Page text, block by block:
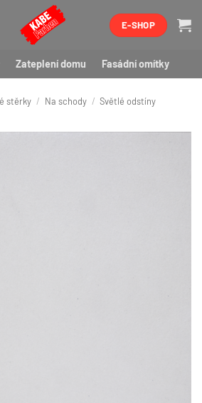
E-SHOP
Zateplení domu Fasádní omítky
stěrky / Na schody / Světlé odstíny